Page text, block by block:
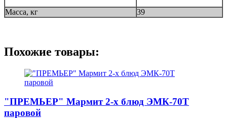
Масса, кг 39
Похожие товары:
"ПРЕМЬЕР" Мармит 2-х блюд ЭМК-70Т
паровой